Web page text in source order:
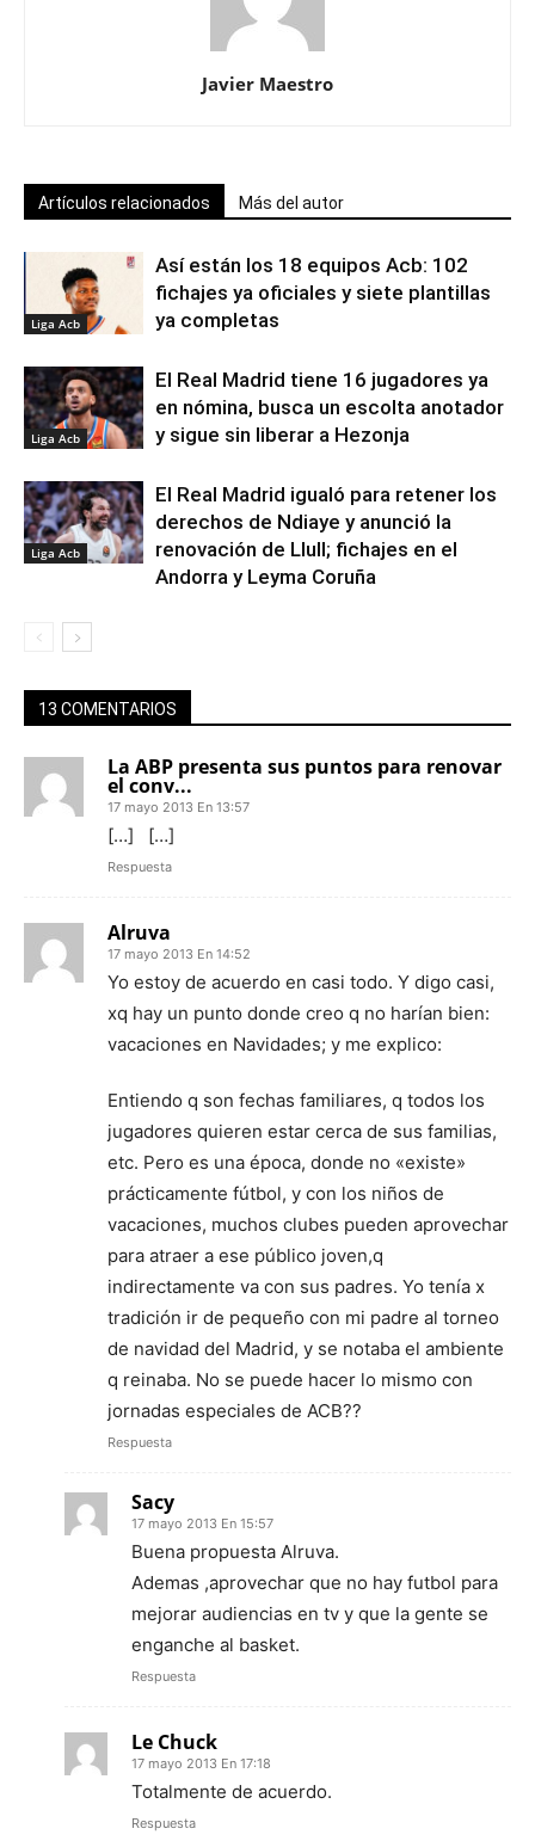
Javier Maestro
Artículos relacionados Más del autor
Liga Acb
Así están los 18 equipos Acb: 102
fichajes ya oficiales y siete plantillas
ya completas
Liga Acb
El Real Madrid tiene 16 jugadores ya
en nómina, busca un escolta anotador
y sigue sin liberar a Hezonja
Liga Acb
El Real Madrid igualó para retener los
derechos de Ndiaye y anunció la
renovación de Llull; fichajes en el
Andorra y Leyma Coruña
13 COMENTARIOS
La ABP presenta sus puntos para renovar
el conv...
17 mayo 2013 En 13:57
[…] […]
Respuesta
Alruva
17 mayo 2013 En 14:52
Yo estoy de acuerdo en casi todo. Y digo casi,
xq hay un punto donde creo q no harían bien:
vacaciones en Navidades; y me explico:
Entiendo q son fechas familiares, q todos los
jugadores quieren estar cerca de sus familias,
etc. Pero es una época, donde no «existe»
prácticamente fútbol, y con los niños de
vacaciones, muchos clubes pueden aprovechar
para atraer a ese público joven,q
indirectamente va con sus padres. Yo tenía x
tradición ir de pequeño con mi padre al torneo
de navidad del Madrid, y se notaba el ambiente
q reinaba. No se puede hacer lo mismo con
jornadas especiales de ACB??
Respuesta
Sacy
17 mayo 2013 En 15:57
Buena propuesta Alruva.
Ademas ,aprovechar que no hay futbol para
mejorar audiencias en tv y que la gente se
enganche al basket.
Respuesta
Le Chuck
17 mayo 2013 En 17:18
Totalmente de acuerdo.
Respuesta